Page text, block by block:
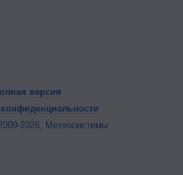
версия
конфиденциальности
2026, Метеосистемы